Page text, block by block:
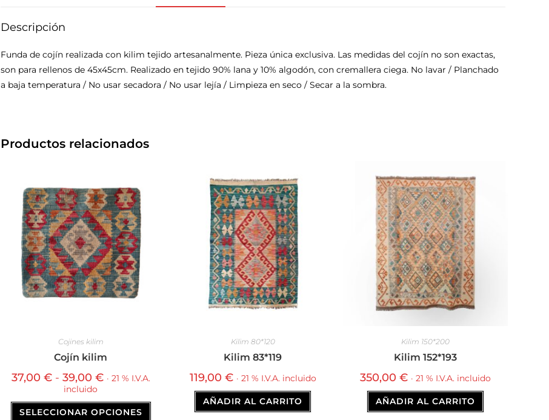
Descripción
Funda de cojín realizada con kilim tejido artesanalmente. Pieza única exclusiva. Las medidas del cojín no son exactas,
son para rellenos de 45x45cm. Realizado en tejido 90% lana y 10% algodón, con cremallera ciega. No lavar / Planchado
a baja temperatura / No usar secadora / No usar lejía / Limpieza en seco / Secar a la sombra.
Productos relacionados
Cojines kilim
Cojín kilim
37,00 € - 39,00 € · 21 % I.V.A.
incluido
SELECCIONAR OPCIONES
Kilim 80*120
Kilim 83*119
119,00 € · 21 % I.V.A. incluido
AÑADIR AL CARRITO
Kilim 150*200
Kilim 152*193
350,00 € · 21 % I.V.A. incluido
AÑADIR AL CARRITO